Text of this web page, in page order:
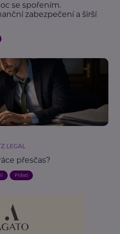
se spořením.
zabezpečení a širší
LEGAL
přesčas?
Právo